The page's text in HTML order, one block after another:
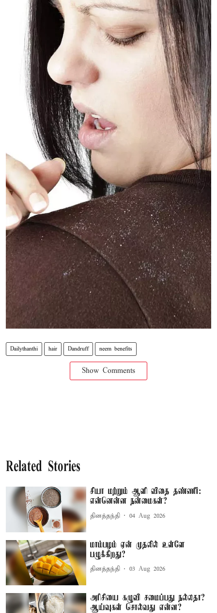
Dailythanthi hair Dandruff neem benefits
Show Comments
Related Stories
சியா மற்றும் ஆளி விதை தண்ணீர்:
என்னென்ன நன்மைகள்?
தினத்தந்தி 04 Aug 2026
மாம்பழம் ஏன் முதலில் உள்ளே
பழுக்கிறது?
தினத்தந்தி 03 Aug 2026
அரிசியை கழுவி சமைப்பது நல்லதா?
ஆய்வுகள் சொல்வது என்ன?